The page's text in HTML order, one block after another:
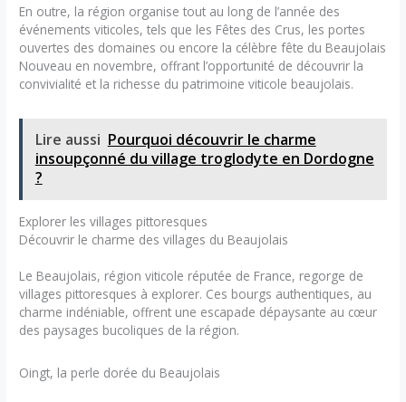
En outre, la région organise tout au long de l’année des
événements viticoles, tels que les Fêtes des Crus, les portes
ouvertes des domaines ou encore la célèbre fête du Beaujolais
Nouveau en novembre, offrant l’opportunité de découvrir la
convivialité et la richesse du patrimoine viticole beaujolais.
Lire aussi Pourquoi découvrir le charme
insoupçonné du village troglodyte en Dordogne
?
Explorer les villages pittoresques
Découvrir le charme des villages du Beaujolais
Le Beaujolais, région viticole réputée de France, regorge de
villages pittoresques à explorer. Ces bourgs authentiques, au
charme indéniable, offrent une escapade dépaysante au cœur
des paysages bucoliques de la région.
Oingt, la perle dorée du Beaujolais